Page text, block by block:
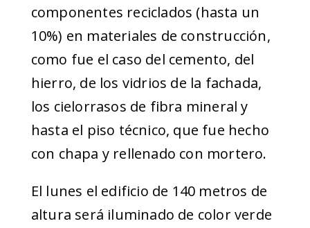
componentes reciclados (hasta un
10%) en materiales de construcción,
como fue el caso del cemento, del
hierro, de los vidrios de la fachada,
los cielorrasos de fibra mineral y
hasta el piso técnico, que fue hecho
con chapa y rellenado con mortero.
El lunes el edificio de 140 metros de
altura será iluminado de color verde